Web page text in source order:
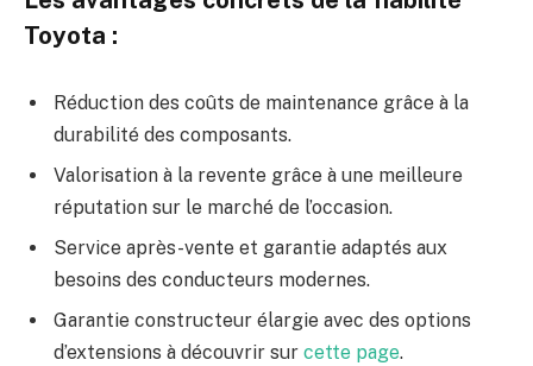
Toyota :
Réduction des coûts de maintenance grâce à la
durabilité des composants.
Valorisation à la revente grâce à une meilleure
réputation sur le marché de l’occasion.
Service après-vente et garantie adaptés aux
besoins des conducteurs modernes.
Garantie constructeur élargie avec des options
d’extensions à découvrir sur cette page.